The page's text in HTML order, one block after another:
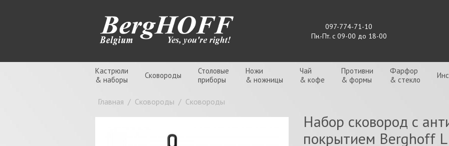
097-774-71-10
Пн.-Пт. с 09-00 до 18-00
Кастрюли
& наборы
Сковороды
Столовые
приборы
Ножи
& ножницы
Чай
& кофе
Противни
& формы
Фарфор
& стекло
Главная / Сковороды / Сковороды
Набор сковород с
покрытием Berghoff